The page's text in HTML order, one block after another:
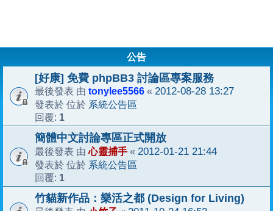
公告
[好康] 免費 phpBB3 討論區專案服務
最後發表 由 tonylee5566 « 2012-08-28 13:27
發表於 位於 系統公告區
回覆: 1
簡體中文討論專區正式開放
最後發表 由心靈捕手 « 2012-01-21 21:44
發表於 位於 系統公告區
回覆: 1
竹貓新作品：樂活之都 (Design for Living)